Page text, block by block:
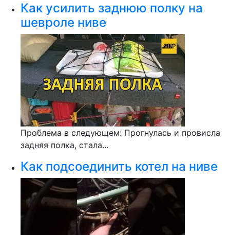
Как усилить заднюю полку на
шевроле ниве
Проблема в следующем: Прогнулась и провисла
задняя полка, стала...
Как подсоединить котел на ниве